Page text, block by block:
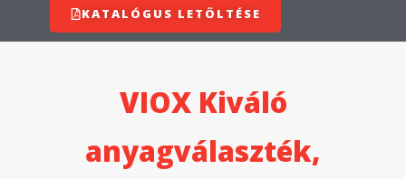
KATALÓGUS LETÖLTÉSE
VIOX Kiváló
anyagválaszték,